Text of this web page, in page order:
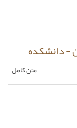
- دانشکده
متن کامل